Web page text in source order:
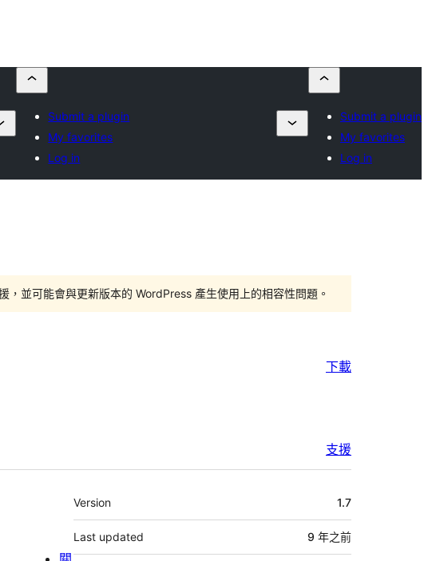
Submit a plugin
My favorites
Log in
Submit a plugin
My favorites
Log in
，並可能會與更新版本的 WordPress 產生使用上的相容性問題。
下載
支援
其
它
Version 1.7
Last updated 9 年之前